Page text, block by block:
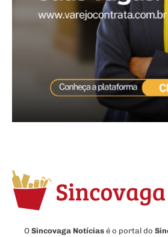
O Sincovaga Notícias é o portal do